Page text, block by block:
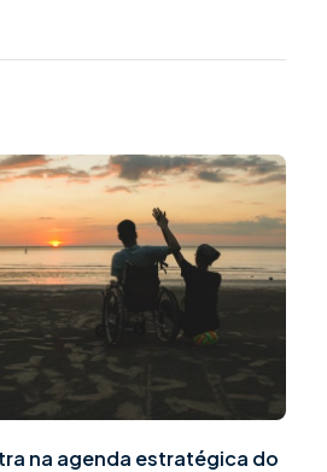
na agenda estratégica do